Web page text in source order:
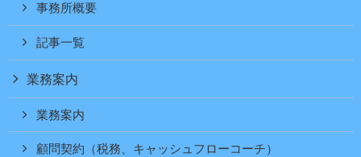
事務所概要
記事一覧
業務案内
業務案内
顧問契約（税務、キャッシュフローコーチ）